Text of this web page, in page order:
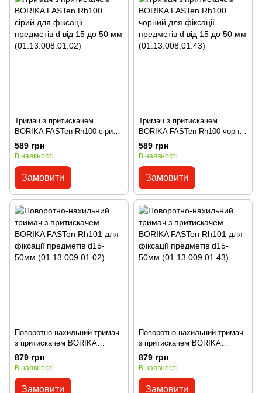
Тримач з притискачем
BORIKA FASTen Rh100 сірий
для фіксації предметів d від
15 до 50 мм (01.13.008.01.02)
589 грн
В наявності
Замовити
Тримач з притискачем
BORIKA FASTen Rh100 чорний
для фіксації предметів d від
15 до 50 мм (01.13.008.01.43)
589 грн
В наявності
Замовити
Поворотно-нахильний тримач
з притискачем BORIKA
FASTen Rh101 для фіксації
предметів d15-50мм
879 грн
В наявності
Замовити
Поворотно-нахильний тримач
з притискачем BORIKA
FASTen Rh101 для фіксації
предметів d15-50мм
879 грн
В наявності
Замовити